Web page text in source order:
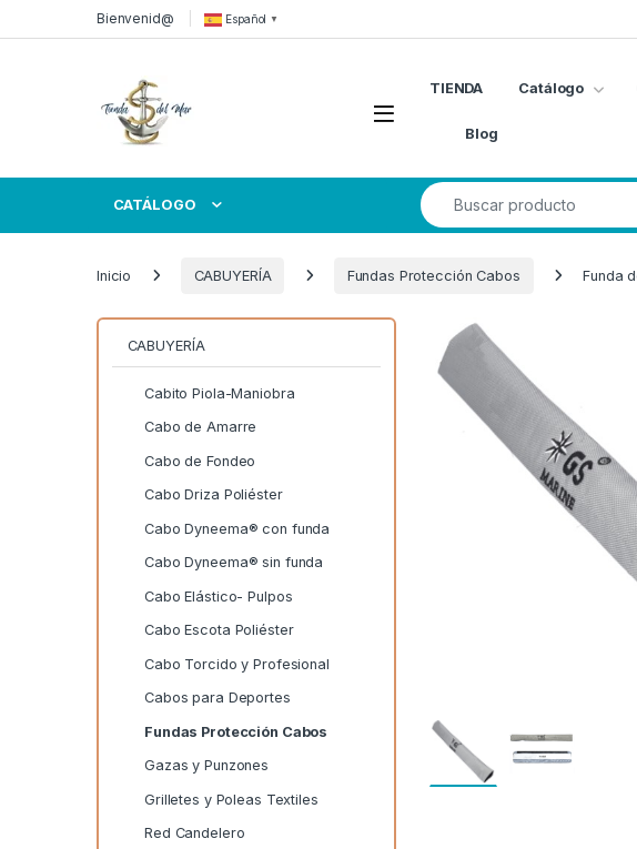
Skip to navigation
Skip to contentBienvenid@ Español ▼
Open
TIENDA Catálogo
Blog
CATÁLOGO
Search for:
Inicio CABUYERÍA Fundas Protección Cabos Funda
CABUYERÍA
Cabito Piola-Maniobra
Cabo de Amarre
Cabo de Fondeo
Cabo Driza Poliéster
Cabo Dyneema® con funda
Cabo Dyneema® sin funda
Cabo Elástico- Pulpos
Cabo Escota Poliéster
Cabo Torcido y Profesional
Cabos para Deportes
Fundas Protección Cabos
Gazas y Punzones
Grilletes y Poleas Textiles
Red Candelero